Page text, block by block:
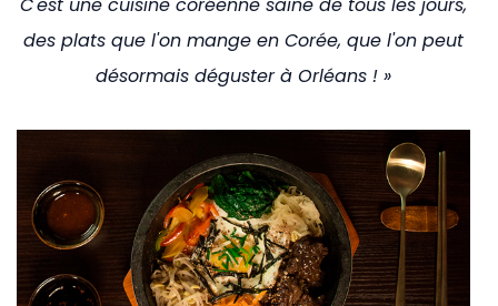
C'est une cuisine coréenne saine de tous les jours,
des plats que l'on mange en Corée, que l'on peut
désormais déguster à Orléans ! »